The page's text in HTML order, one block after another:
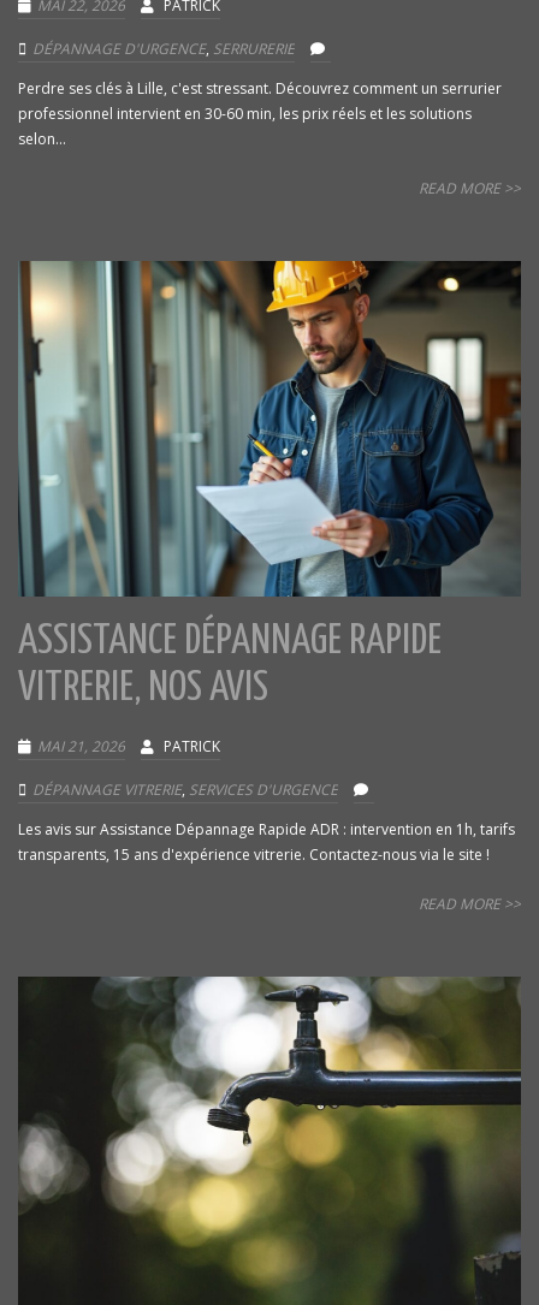
MAI 22, 2026 PATRICK
DÉPANNAGE D'URGENCE, SERRURERIE
Perdre ses clés à Lille, c'est stressant. Découvrez comment un serrurier
professionnel intervient en 30-60 min, les prix réels et les solutions
selon...
READ MORE >>
ASSISTANCE DÉPANNAGE RAPIDE
VITRERIE, NOS AVIS
MAI 21, 2026 PATRICK
DÉPANNAGE VITRERIE, SERVICES D'URGENCE
Les avis sur Assistance Dépannage Rapide ADR : intervention en 1h, tarifs
transparents, 15 ans d'expérience vitrerie. Contactez-nous via le site !
READ MORE >>